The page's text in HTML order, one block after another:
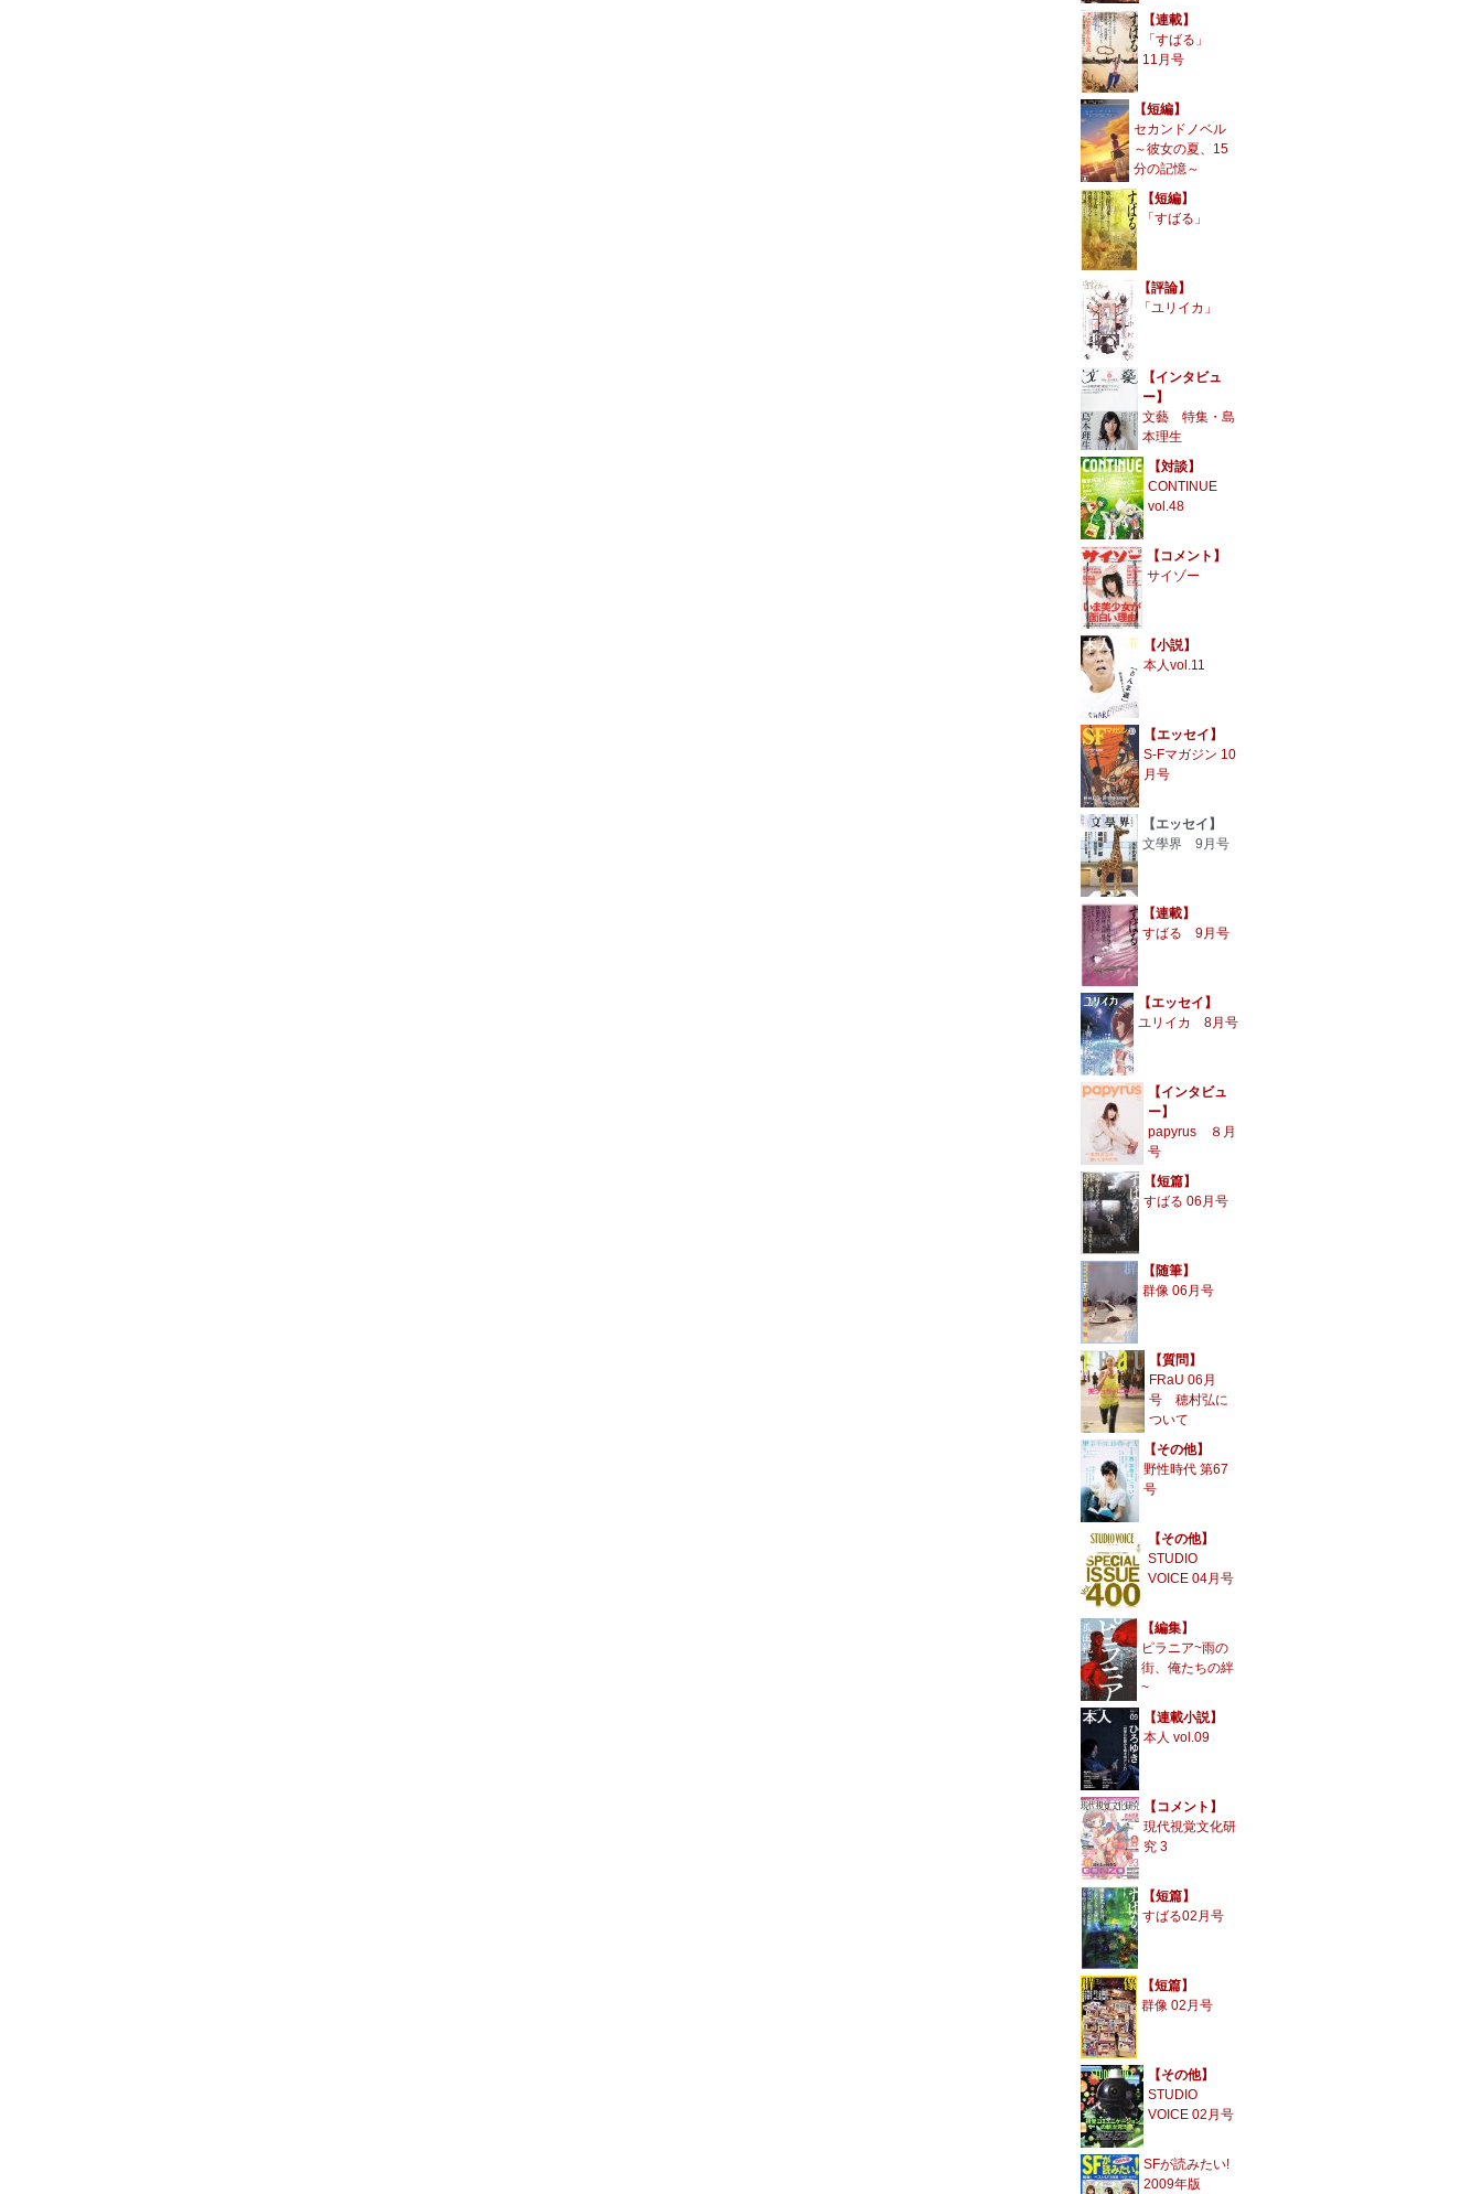
【連載】
「すばる」
11月号
【短編】
セカンドノベル
～彼女の夏、15
分の記憶～
【短編】
「すばる」
【評論】
「ユリイカ」
【インタビュ
ー】
文藝 特集・島
本理生
【対談】
CONTINUE
vol.48
【コメント】
サイゾー
【小説】
本人vol.11
【エッセイ】
S-Fマガジン 10
月号
【エッセイ】
文學界 9月号
【連載】
すばる 9月号
【エッセイ】
ユリイカ 8月号
【インタビュ
ー】
papyrus ８月
号
【短篇】
すばる 06月号
【随筆】
群像 06月号
【質問】
FRaU 06月
号 穂村弘に
ついて
【その他】
野性時代 第67
号
【その他】
STUDIO
VOICE 04月号
【編集】
ピラニア~雨の
街、俺たちの絆
~
【連載小説】
本人 vol.09
【コメント】
現代視覚文化研
究 3
【短篇】
すばる02月号
【短篇】
群像 02月号
【その他】
STUDIO
VOICE 02月号
SFが読みたい!
2009年版